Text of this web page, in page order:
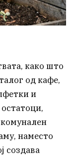
како што
од кафе,
и
наместо
создава